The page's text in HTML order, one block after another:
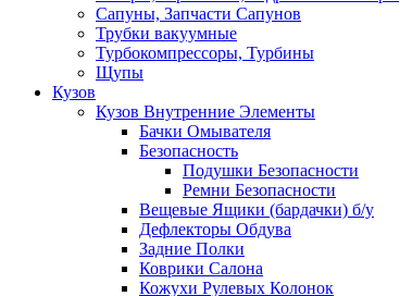
Сапуны, Запчасти Сапунов
Трубки вакуумные
Турбокомпрессоры, Турбины
Щупы
Кузов
Кузов Внутренние Элементы
Бачки Омывателя
Безопасность
Подушки Безопасности
Ремни Безопасности
Вещевые Ящики (бардачки) б/у
Дефлекторы Обдува
Задние Полки
Коврики Салона
Кожухи Рулевых Колонок